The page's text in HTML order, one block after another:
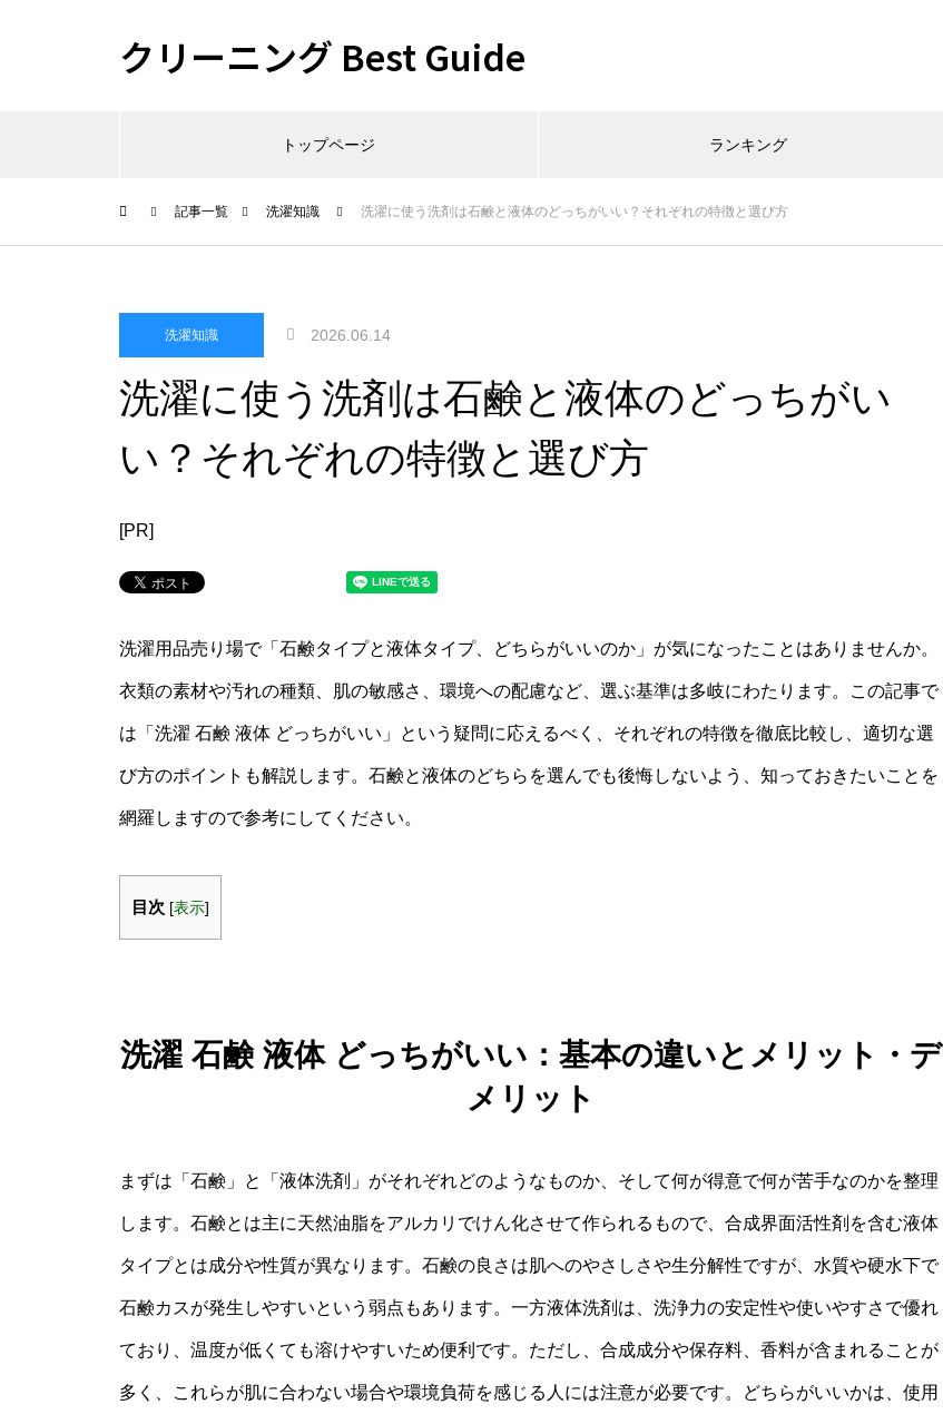
クリーニング Best Guide
トップページ ランキング
記事一覧 洗濯知識 洗濯に使う洗剤は石鹸と液体のどっちがいい？それぞれの特徴と選び方
洗濯知識 2026.06.14
洗濯に使う洗剤は石鹸と液体のどっちがい
い？それぞれの特徴と選び方
[PR]
洗濯用品売り場で「石鹸タイプと液体タイプ、どちらがいいのか」が気になったことはありませんか。
衣類の素材や汚れの種類、肌の敏感さ、環境への配慮など、選ぶ基準は多岐にわたります。この記事で
は「洗濯 石鹸 液体 どっちがいい」という疑問に応えるべく、それぞれの特徴を徹底比較し、適切な選
び方のポイントも解説します。石鹸と液体のどちらを選んでも後悔しないよう、知っておきたいことを
網羅しますので参考にしてください。
目次 [表示]
洗濯 石鹸 液体 どっちがいい：基本の違いとメリット・デ
メリット
まずは「石鹸」と「液体洗剤」がそれぞれどのようなものか、そして何が得意で何が苦手なのかを整理
します。石鹸とは主に天然油脂をアルカリでけん化させて作られるもので、合成界面活性剤を含む液体
タイプとは成分や性質が異なります。石鹸の良さは肌へのやさしさや生分解性ですが、水質や硬水下で
石鹸カスが発生しやすいという弱点もあります。一方液体洗剤は、洗浄力の安定性や使いやすさで優れ
ており、温度が低くても溶けやすいため便利です。ただし、合成成分や保存料、香料が含まれることが
多く、これらが肌に合わない場合や環境負荷を感じる人には注意が必要です。どちらがいいかは、使用